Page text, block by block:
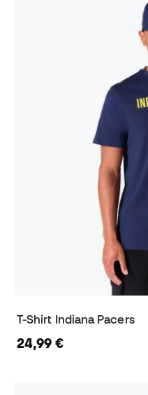
T-Shirt Indiana Pacers
24,99 €